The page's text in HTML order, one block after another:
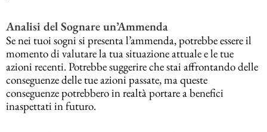
Analisi del Sognare un’Ammenda
Se nei tuoi sogni si presenta l’ammenda, potrebbe essere il
momento di valutare la tua situazione attuale e le tue
azioni recenti. Potrebbe suggerire che stai affrontando delle
conseguenze delle tue azioni passate, ma queste
conseguenze potrebbero in realtà portare a benefici
inaspettati in futuro.